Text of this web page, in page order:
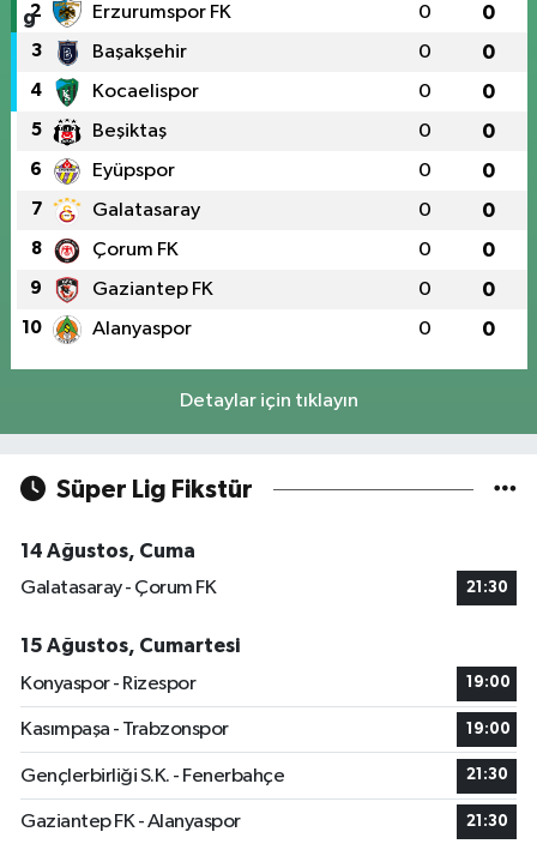
2 Erzurumspor FK 0 0
3 Başakşehir 0 0
4 Kocaelispor 0 0
5 Beşiktaş 0 0
6 Eyüpspor 0 0
7 Galatasaray 0 0
8 Çorum FK 0 0
9 Gaziantep FK 0 0
10 Alanyaspor 0 0
Detaylar için tıklayın
Süper Lig Fikstür
14 Ağustos, Cuma
Galatasaray - Çorum FK
21:30
15 Ağustos, Cumartesi
Konyaspor - Rizespor
19:00
Kasımpaşa - Trabzonspor 19:00
Gençlerbirliği S.K. - Fenerbahçe 21:30
Gaziantep FK - Alanyaspor 21:30